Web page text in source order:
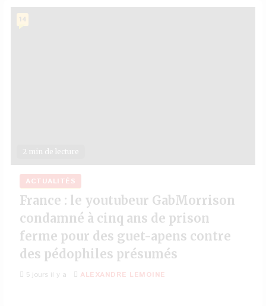
2 min de lecture
14
ACTUALITÉS
France : le youtubeur GabMorrison
condamné à cinq ans de prison
ferme pour des guet-apens contre
des pédophiles présumés
5 jours il y a ALEXANDRE LEMOINE